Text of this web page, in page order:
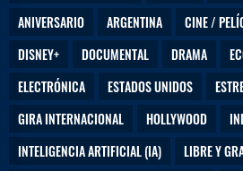
ANIVERSARIO
ARGENTINA CINE /
DISNEY+
DOCUMENTAL DRAMA
ELECTRÓNICA
ESTADOS UNIDOS
GIRA INTERNACIONAL
HOLLYWOOD
INTELIGENCIA ARTIFICIAL (IA)
LIBRE Y